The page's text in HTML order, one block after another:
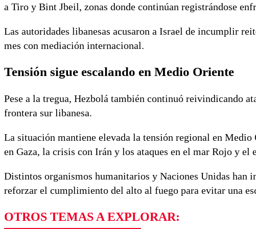
a Tiro y Bint Jbeil, zonas donde continúan registrándose
Las autoridades libanesas acusaron a Israel de incumplir
mes con mediación internacional.
Tensión sigue escalando en Medio Oriente
Pese a la tregua, Hezbolá también continuó reivindicando
frontera sur libanesa.
La situación mantiene elevada la tensión regional en
en Gaza, la crisis con Irán y los ataques en el mar Rojo y el
Distintos organismos humanitarios y Naciones Unidas han
reforzar el cumplimiento del alto al fuego para evitar una
OTROS TEMAS A EXPLORAR: